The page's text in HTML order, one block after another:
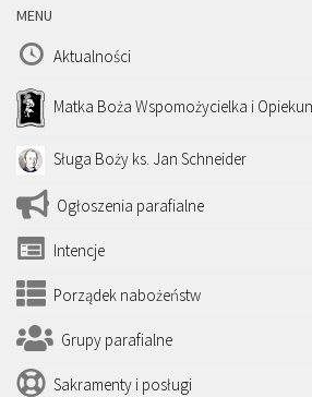
MENU
Aktualności
Matka Boża Wspomożycielka i
Sługa Boży ks. Jan Schneider
Ogłoszenia parafialne
Intencje
Porządek nabożeństw
Grupy parafialne
Sakramenty i posługi